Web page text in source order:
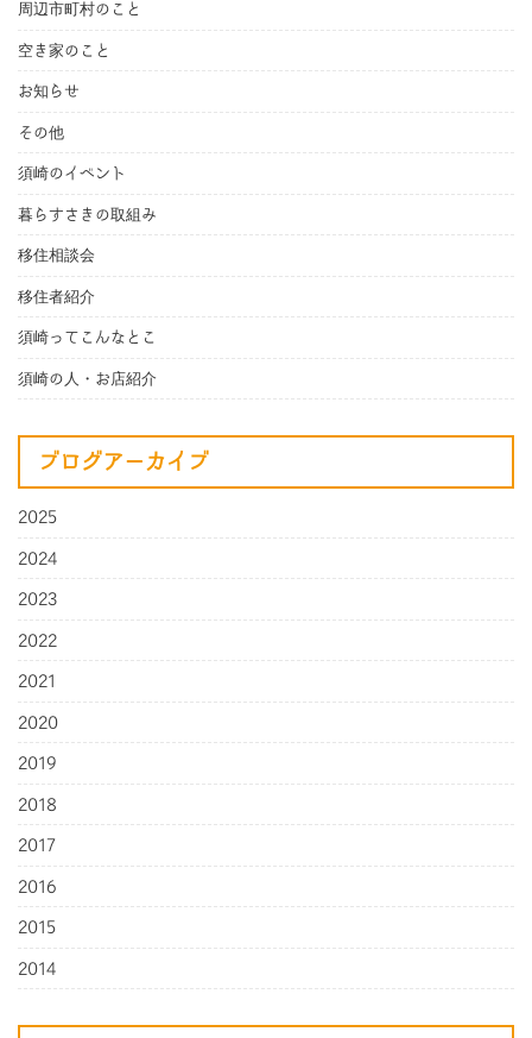
周辺市町村のこと
空き家のこと
お知らせ
その他
須崎のイベント
暮らすさきの取組み
移住相談会
移住者紹介
須崎ってこんなとこ
須崎の人・お店紹介
ブログアーカイブ
2025
2024
2023
2022
2021
2020
2019
2018
2017
2016
2015
2014